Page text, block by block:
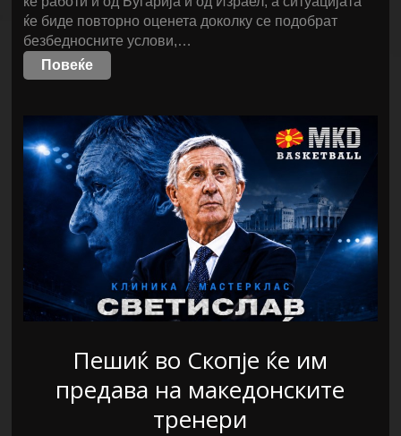
ќе биде повторно оценета доколку се подобрат
безбедносните услови,…
Повеќе
Пешиќ во Скопје ќе им
предава на македонските
тренери